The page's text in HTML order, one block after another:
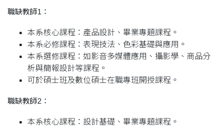
職缺教師1：
本系核心課程：產品設計、畢業專題課程。
本系必修課程：表現技法、色彩基礎與應用。
本系選修課程：如影音多媒體應用、攝影學、商品分
析與簡報設計等課程。
可於碩士班及數位碩士在職專班開授課程。
職缺教師2：
本系核心課程：設計基礎、畢業專題課程。